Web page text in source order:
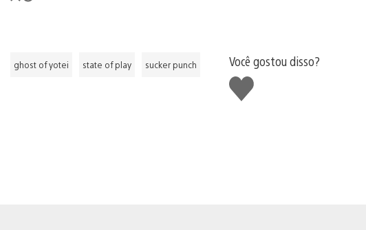
ghost of yotei state of play sucker punch
Você gostou disso?
Curtir